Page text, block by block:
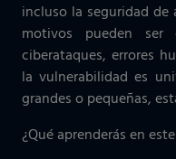
incluso la seguridad de
motivos pueden ser
ciberataques, errores
la vulnerabilidad es
grandes o pequeñas,
¿Qué aprenderás en